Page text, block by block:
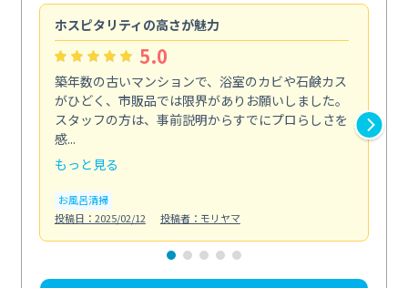
ホスピタリティの高さが魅力
5.0
築年数の古いマンションで、浴室のカビや石鹸カス
がひどく、市販品では限界がありお願いしました。
スタッフの方は、事前説明からすでにプロらしさを
感...
もっと見る
お風呂清掃
投稿日：2025/02/12
投稿者：モリヤマ